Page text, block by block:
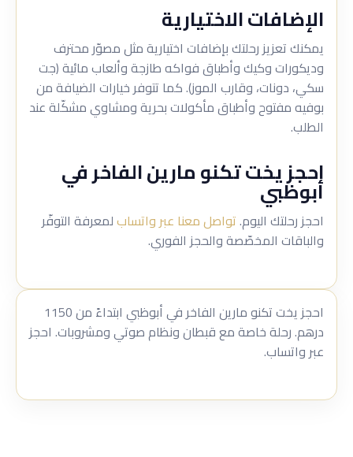
الإضافات الاختيارية
يمكنك تعزيز رحلتك بإضافات اختيارية مثل مصوّر محترف
وديكورات وكيك وأطباق فواكه طازجة وألعاب مائية (جت
سكي، دونات، وقارب الموز). كما تتوفر خيارات الضيافة من
بوفيه مفتوح وأطباق مأكولات بحرية ومشاوي مشكّلة عند
الطلب.
احجز يخت تكنو مارين الفاخر في
أبوظبي
احجز رحلتك اليوم.تواصل معنا عبر واتسابلمعرفة التوفّر
والباقات المخصّصة والحجز الفوري.
احجز يخت تكنو مارين الفاخر في أبوظبي ابتداءً من 1150
درهم. رحلة خاصة مع قبطان ونظام صوتي ومشروبات. احجز
عبر واتساب.